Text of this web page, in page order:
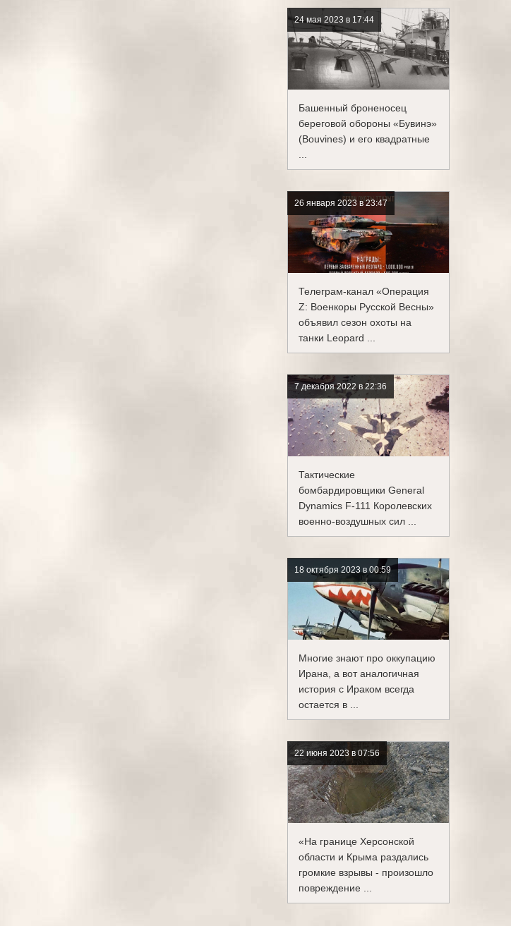
24 мая 2023 в 17:44
Башенный броненосец
береговой обороны «Бувинэ»
(Bouvines) и его квадратные
26 января 2023 в 23:47
Телеграм-канал «Операция
Z: Военкоры Русской Весны»
объявил сезон охоты на
танки Leopard ...
7 декабря 2022 в 22:36
Тактические
бомбардировщики General
Dynamics F-111 Королевских
военно-воздушных сил ...
18 октября 2023 в 00:59
Многие знают про оккупацию
Ирана, а вот аналогичная
история с Ираком всегда
остается в ...
22 июня 2023 в 07:56
«На границе Херсонской
области и Крыма раздались
громкие взрывы - произошло
повреждение ...